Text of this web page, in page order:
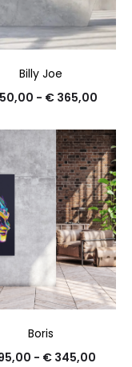
Billy Joe
- € 365,00
Boris
- €345,00